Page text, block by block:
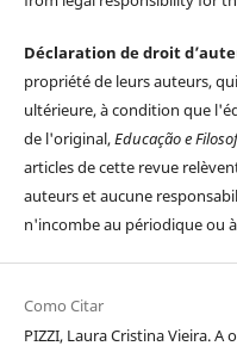
Déclaration de droit
propriété de leurs auteurs,
ultérieure, à condition que
de l'original,Educação e
articles de cette revue
auteurs et aucune
n'incombe au périodique ou à
Como Citar
PIZZI, Laura Cristina Vieira.